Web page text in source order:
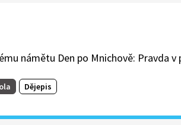
námětu Den po Mnichově: Pravda v
Dějepis